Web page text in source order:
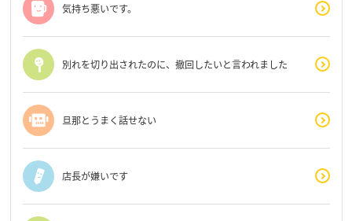
気持ち悪いです。
別れを切り出されたのに、撤回したいと言われました
旦那とうまく話せない
店長が嫌いです